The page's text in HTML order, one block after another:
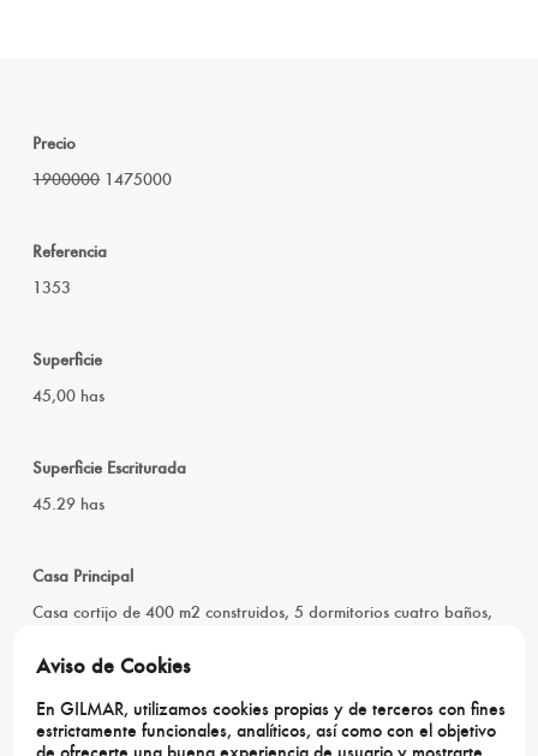
Precio
19000001475000
Referencia
1353
Superficie
45,00 has
Superficie Escriturada
45.29 has
Casa Principal
Casa cortijo de 400 m2 construidos, 5 dormitorios cuatro baños,
Casa guardeses 90 m2, 2 dormitorios
Aviso de Cookies
En GILMAR, utilizamos cookies propias y de terceros con fines
estrictamente funcionales, analíticos, así como con el objetivo